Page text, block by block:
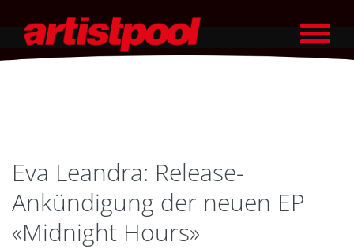
Eva Leandra: Release-
Ankündigung der neuen EP
«Midnight Hours»